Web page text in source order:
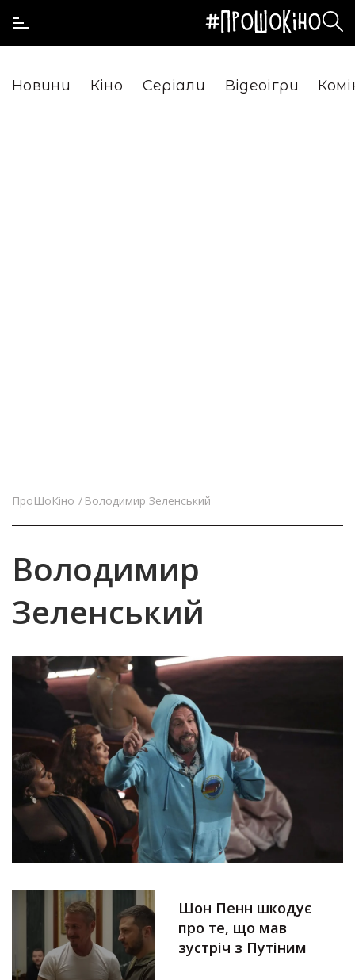
Новини Кіно Серіали Відеоігри
ПроШоКіно Володимир Зеленський
Володимир
Зеленський
Шон Пенн шкодує
про те, що мав
зустріч з Путіним